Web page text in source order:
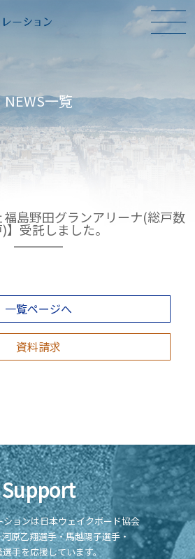
NEWS一覧
福島野田グランアリーナ(総戸数
】受託しました。
一覧ページへ
資料請求
Support
ションは日本ウェイクボード協会
原乙翔選手・馬越陽子選手・
手を応援しています。